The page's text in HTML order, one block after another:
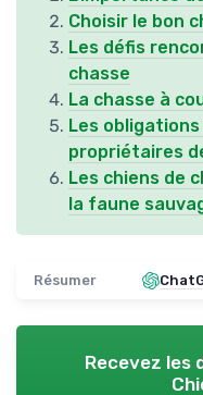
Choisir le bon
Les défis
chasse
La chasse à
Les
propriétaires
Les chiens de
la faune
Résumer
Recevez les